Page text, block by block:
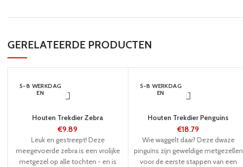
GERELATEERDE PRODUCTEN
5-8 WERKDAG
EN
Houten Trekdier Zebra
€9.89
Leuk en gestreept! Deze
meegevoerde zebra is een vrolijke
metgezel op alle tochten - en is
5-8 WERKDAG
EN
Houten Trekdier Penguins
€18.79
Wie waggelt daar? Deze dwaze
pinguïns zijn geweldige metgezellen
voor de eerste stappen van een